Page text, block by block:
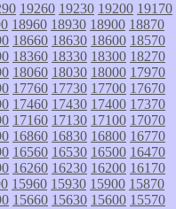
19260 19230 19200 19170
18960 18930 18900 18870
18660 18630 18600 18570
18360 18330 18300 18270
18060 18030 18000 17970
17760 17730 17700 17670
17460 17430 17400 17370
17160 17130 17100 17070
16860 16830 16800 16770
16560 16530 16500 16470
16260 16230 16200 16170
15960 15930 15900 15870
15660 15630 15600 15570